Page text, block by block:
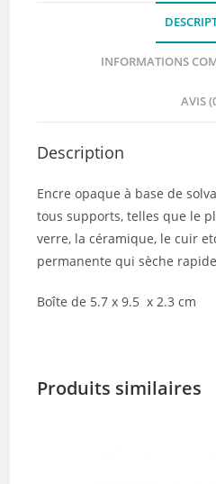
INFORMATIONS
AVIS
Description
Encre opaque à base de
tous supports, telles que le
verre, la céramique, le cuir
permanente qui sèche
Boîte de 5.7 x 9.5 x 2.3 cm
Produits similaires